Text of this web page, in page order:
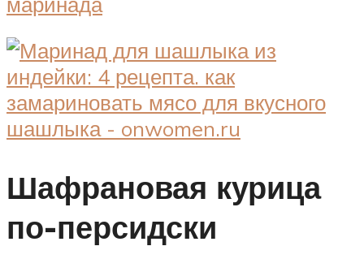
Шафрановая курица
по-персидски